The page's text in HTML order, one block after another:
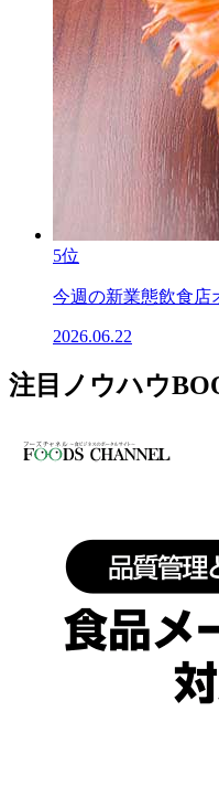
5位
今週の新業態飲食店
2026.06.22
注目ノウハウ